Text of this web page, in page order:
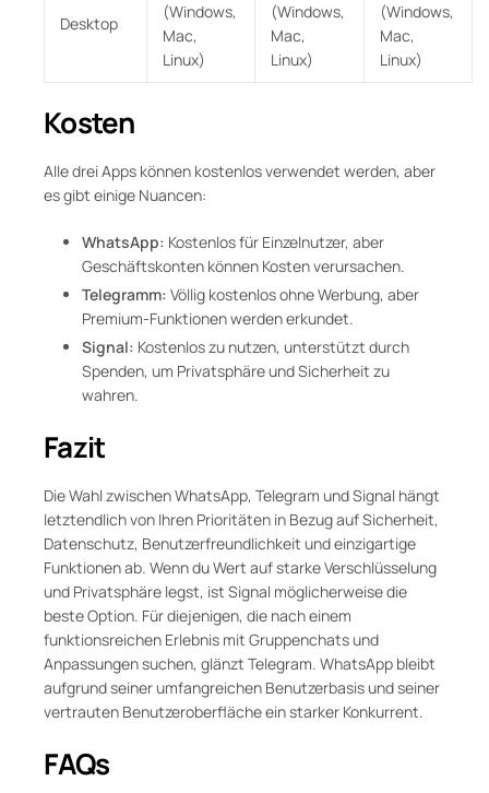
Desktop
(Windows,
Mac,
Linux)
(Windows,
Mac,
Linux)
(Windows,
Mac,
Linux)
Kosten
Alle drei Apps können kostenlos verwendet werden, aber
es gibt einige Nuancen:
WhatsApp: Kostenlos für Einzelnutzer, aber
Geschäftskonten können Kosten verursachen.
Telegramm: Völlig kostenlos ohne Werbung, aber
Premium-Funktionen werden erkundet.
Signal: Kostenlos zu nutzen, unterstützt durch
Spenden, um Privatsphäre und Sicherheit zu
wahren.
Fazit
Die Wahl zwischen WhatsApp, Telegram und Signal hängt
letztendlich von Ihren Prioritäten in Bezug auf Sicherheit,
Datenschutz, Benutzerfreundlichkeit und einzigartige
Funktionen ab. Wenn du Wert auf starke Verschlüsselung
und Privatsphäre legst, ist Signal möglicherweise die
beste Option. Für diejenigen, die nach einem
funktionsreichen Erlebnis mit Gruppenchats und
Anpassungen suchen, glänzt Telegram. WhatsApp bleibt
aufgrund seiner umfangreichen Benutzerbasis und seiner
vertrauten Benutzeroberfläche ein starker Konkurrent.
FAQs